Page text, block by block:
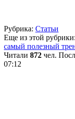
Рубрика: Статьи
Еще из этой рубрики:
самый полезный
Читали 872 чел.
07:12